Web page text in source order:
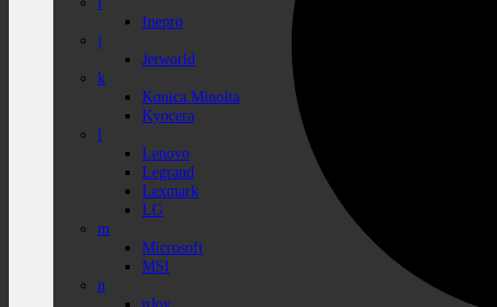
Inepro
j
Jetworld
k
Konica Minolta
Kyocera
l
Lenovo
Legrand
Lexmark
LG
m
Microsoft
MSI
n